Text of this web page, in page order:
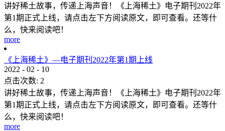
讲好稀土故事，传递上海声音！《上海稀土》电子期刊2022年
第1期正式上线，请点击左下方阅读原文，即可查看。还等什
么，快来阅读吧！
more
《上海稀土》—电子期刊2022年第1期上线
2022 - 02 - 10
点击次数: 2
讲好稀土故事，传递上海声音！《上海稀土》电子期刊2022年
第1期正式上线，请点击左下方阅读原文，即可查看。还等什
么，快来阅读吧！
more